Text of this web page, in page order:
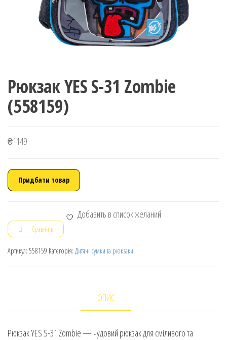
Рюкзак YES S-31 Zombie
(558159)
₴1149
Придбати товар
Добавить в список желаний
Сравнить
Артикул: 558159 Категорія: Дитячі сумки та рюкзаки
ОПИС
Рюкзак YES S-31 Zombie — чудовий рюкзак для сміливого та